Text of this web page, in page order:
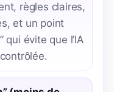
règles claires,
et un point
qui évite que l’IA